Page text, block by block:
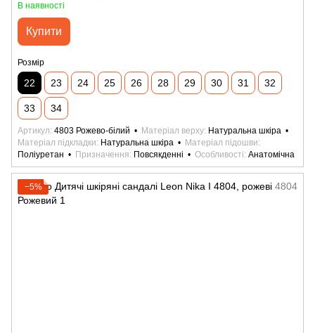
В наявності
Купити
Розмір
22 23 24 25 26 28 29 30 31 32
33 34
Артикул 4803 Рожево-білий Матеріал верху Натуральна шкіра
Матеріал підкладки
Натуральна шкіра
Матеріал підошви
Поліуретан
Призначення Повсякденні Особливості Анатомічна
−5%